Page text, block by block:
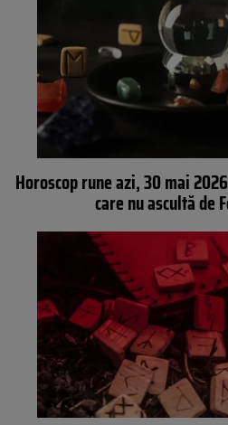
Horoscop rune azi, 30 mai
care nu ascultă de